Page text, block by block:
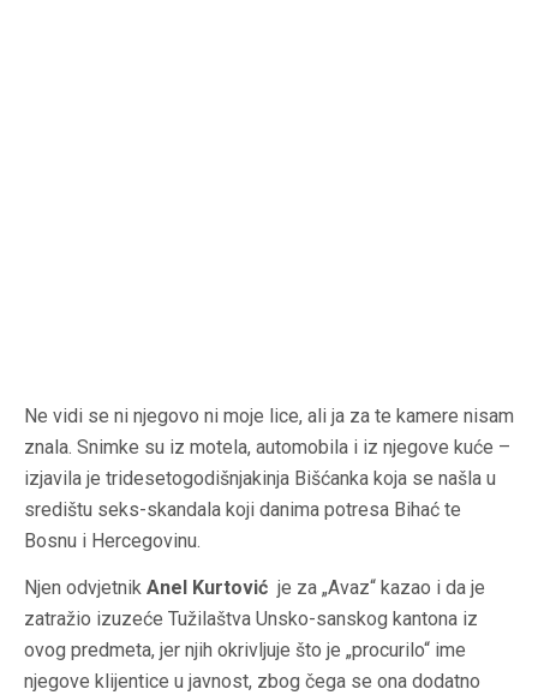
Ne vidi se ni njegovo ni moje lice, ali ja za te kamere nisam
znala. Snimke su iz motela, automobila i iz njegove kuće –
izjavila je tridesetogodišnjakinja Bišćanka koja se našla u
središtu seks-skandala koji danima potresa Bihać te
Bosnu i Hercegovinu.
Njen odvjetnik Anel Kurtović je za „Avaz“ kazao i da je
zatražio izuzeće Tužilaštva Unsko-sanskog kantona iz
ovog predmeta, jer njih okrivljuje što je „procurilo“ ime
njegove klijentice u javnost, zbog čega se ona dodatno